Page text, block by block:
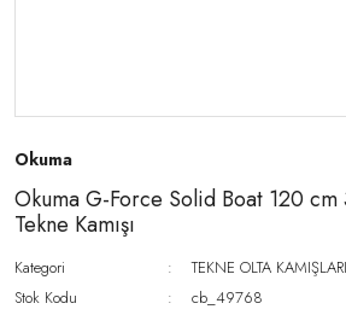
Okuma
Okuma G-Force Solid Boat 120
Tekne Kamışı
Kategori
TEKNE OLTA KAMIŞLARI
Stok Kodu
cb_49768